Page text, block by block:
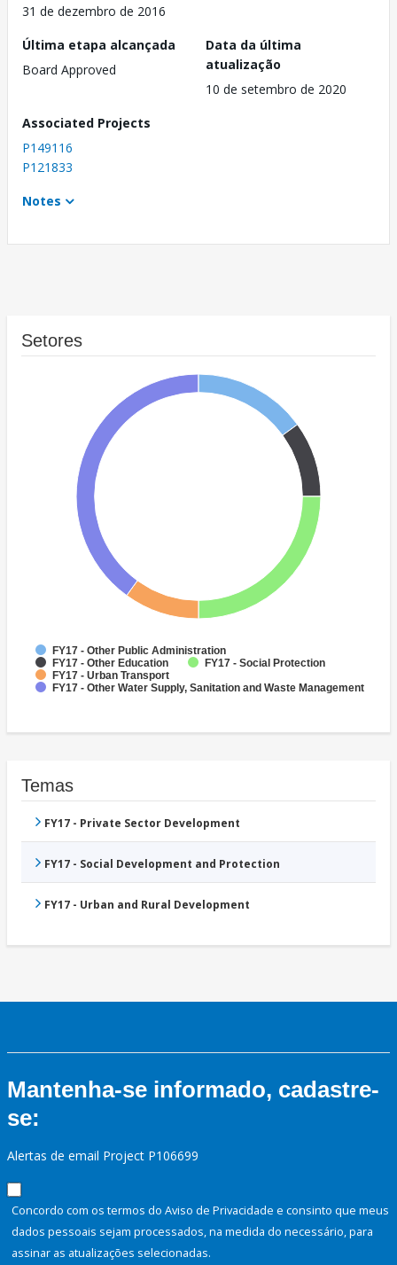
31 de dezembro de 2016
Última etapa alcançada
Board Approved
Data da última
atualização
10 de setembro de 2020
Associated Projects
P149116
P121833
Notes
Setores
FY17 - Other Public Administration
FY17 - Other Education
FY17 - Social Protection
FY17 - Urban Transport
FY17 - Other Water Supply, Sanitation and Waste Management
Temas
FY17 - Private Sector Development
FY17 - Social Development and Protection
FY17 - Urban and Rural Development
Mantenha-se informado, cadastre-
se:
Alertas de email Project P106699
Concordo com os termos do Aviso de Privacidade e consinto que meus
dados pessoais sejam processados, na medida do necessário, para
assinar as atualizações selecionadas.